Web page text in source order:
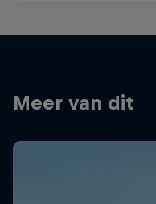
Meer van dit